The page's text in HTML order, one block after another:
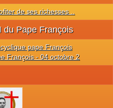
de ses richesses ..
du Pape François
pape François
François - 04 octobre 2